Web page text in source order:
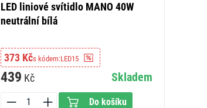
LED liniové svítidlo MANO 40W
neutrální bílá
373 Kčs kódem:LED15
439 Kč Skladem
Do košíku